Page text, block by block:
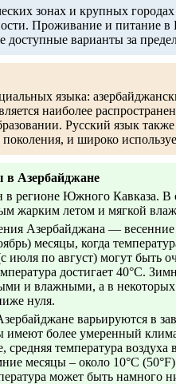
зонах и крупных
Проживание и питание
доступные варианты за
языка:
наиболее
Русский язык
и широко
в Азербайджане
в регионе Южного Кавказа. В
жарким летом и мягкой
Азербайджана —
месяцы, когда
июля по август) могут быть
достигает 40°C.
и влажными, а в некоторых
нуля.
варьируются в
более умеренный
температура воздуха
месяцы – около 10°C
может быть намного